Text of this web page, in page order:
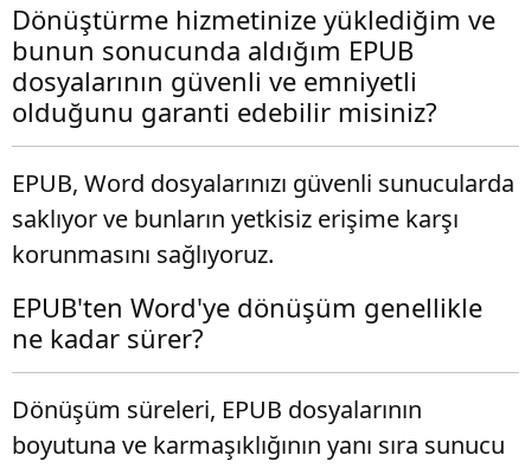
Dönüştürme hizmetinize yüklediğim ve
bunun sonucunda aldığım EPUB
dosyalarının güvenli ve emniyetli
olduğunu garanti edebilir misiniz?
EPUB, Word dosyalarınızı güvenli sunucularda
saklıyor ve bunların yetkisiz erişime karşı
korunmasını sağlıyoruz.
EPUB'ten Word'ye dönüşüm genellikle
ne kadar sürer?
Dönüşüm süreleri, EPUB dosyalarının
boyutuna ve karmaşıklığının yanı sıra sunucu